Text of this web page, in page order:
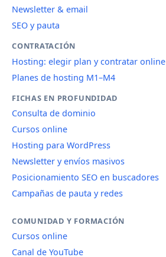
Newsletter & email
SEO y pauta
CONTRATACIÓN
Hosting: elegir plan y contratar online
Planes de hosting M1–M4
FICHAS EN PROFUNDIDAD
Consulta de dominio
Cursos online
Hosting para WordPress
Newsletter y envíos masivos
Posicionamiento SEO en buscadores
Campañas de pauta y redes
COMUNIDAD Y FORMACIÓN
Cursos online
Canal de YouTube